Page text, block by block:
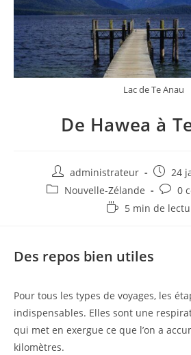
Lac de Te Anau
De Hawea à
Auteur/autrice
de
publication :
administrateur
Post 24
Post Nouvelle-Zélande
Post0
Temps5 min de
Des repos bien utiles
Pour tous les types de voyages, les
indispensables. Elles sont une
qui met en exergue ce que l’on a
kilomètres.